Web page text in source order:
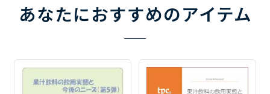
あなたにおすすめのアイテム